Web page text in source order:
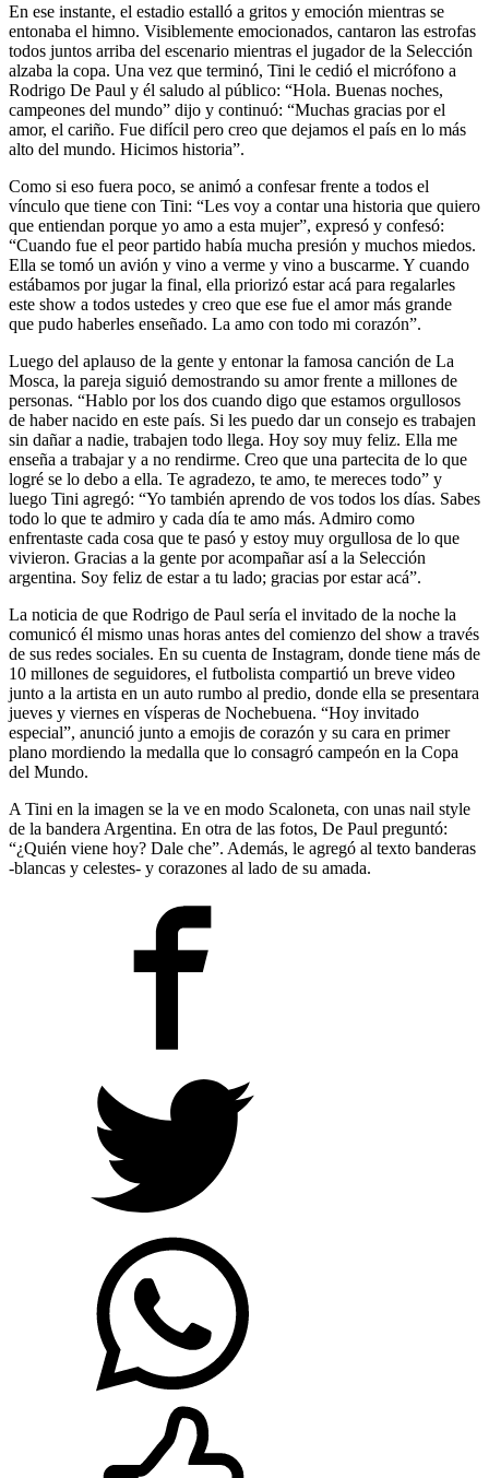
En ese instante, el estadio estalló a gritos y emoción mientras se
entonaba el himno. Visiblemente emocionados, cantaron las estrofas
todos juntos arriba del escenario mientras el jugador de la Selección
alzaba la copa. Una vez que terminó, Tini le cedió el micrófono a
Rodrigo De Paul y él saludo al público: “Hola. Buenas noches,
campeones del mundo” dijo y continuó: “Muchas gracias por el
amor, el cariño. Fue difícil pero creo que dejamos el país en lo más
alto del mundo. Hicimos historia”.
Como si eso fuera poco, se animó a confesar frente a todos el
vínculo que tiene con Tini: “Les voy a contar una historia que quiero
que entiendan porque yo amo a esta mujer”, expresó y confesó:
“Cuando fue el peor partido había mucha presión y muchos miedos.
Ella se tomó un avión y vino a verme y vino a buscarme. Y cuando
estábamos por jugar la final, ella priorizó estar acá para regalarles
este show a todos ustedes y creo que ese fue el amor más grande
que pudo haberles enseñado. La amo con todo mi corazón”.
Luego del aplauso de la gente y entonar la famosa canción de La
Mosca, la pareja siguió demostrando su amor frente a millones de
personas. “Hablo por los dos cuando digo que estamos orgullosos
de haber nacido en este país. Si les puedo dar un consejo es trabajen
sin dañar a nadie, trabajen todo llega. Hoy soy muy feliz. Ella me
enseña a trabajar y a no rendirme. Creo que una partecita de lo que
logré se lo debo a ella. Te agradezo, te amo, te mereces todo” y
luego Tini agregó: “Yo también aprendo de vos todos los días. Sabes
todo lo que te admiro y cada día te amo más. Admiro como
enfrentaste cada cosa que te pasó y estoy muy orgullosa de lo que
vivieron. Gracias a la gente por acompañar así a la Selección
argentina. Soy feliz de estar a tu lado; gracias por estar acá”.
La noticia de que Rodrigo de Paul sería el invitado de la noche la
comunicó él mismo unas horas antes del comienzo del show a través
de sus redes sociales. En su cuenta de Instagram, donde tiene más de
10 millones de seguidores, el futbolista compartió un breve video
junto a la artista en un auto rumbo al predio, donde ella se presentara
jueves y viernes en vísperas de Nochebuena. “Hoy invitado
especial”, anunció junto a emojis de corazón y su cara en primer
plano mordiendo la medalla que lo consagró campeón en la Copa
del Mundo.
A Tini en la imagen se la ve en modo Scaloneta, con unas nail style
de la bandera Argentina. En otra de las fotos, De Paul preguntó:
“¿Quién viene hoy? Dale che”. Además, le agregó al texto banderas
-blancas y celestes- y corazones al lado de su amada.